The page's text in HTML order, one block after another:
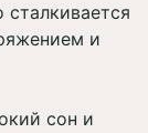
и
сон и